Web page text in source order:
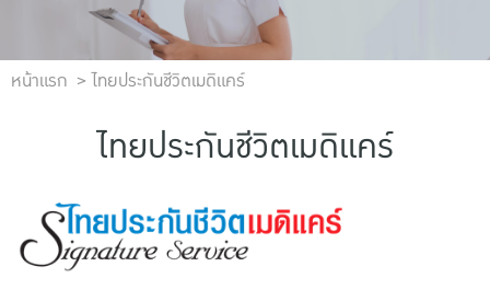
นักลงทุนสัมพันธ์
เพื่อสังคมไทย
ติดต่อไทยประกันชีวิต
แบบประกันทั้งหมด
แบบประกันที่เหมาะกับช่วงอายุ
หน้าแรก ไทยประกันชีวิตเมดิแคร์
ไทยประกันชีวิตเมดิแคร์